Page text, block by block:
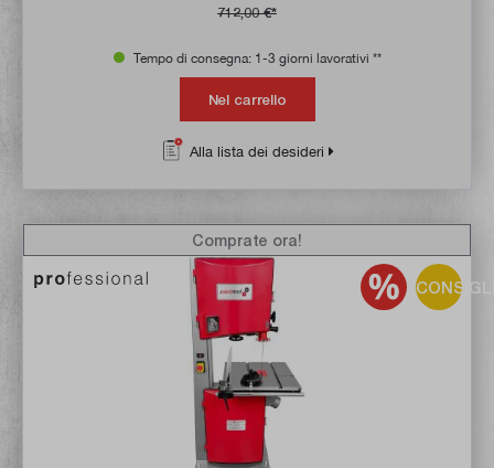
712,00 €*
Tempo di consegna: 1-3 giorni lavorativi **
Nel carrello
Alla lista dei desideri
Comprate ora!